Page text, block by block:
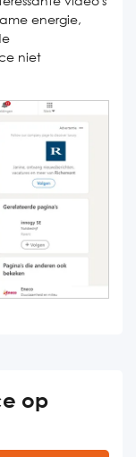
energie,
niet
op